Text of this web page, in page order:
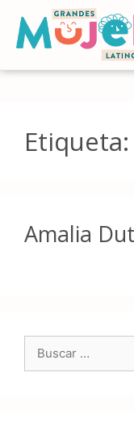
Etiqueta:
Amalia